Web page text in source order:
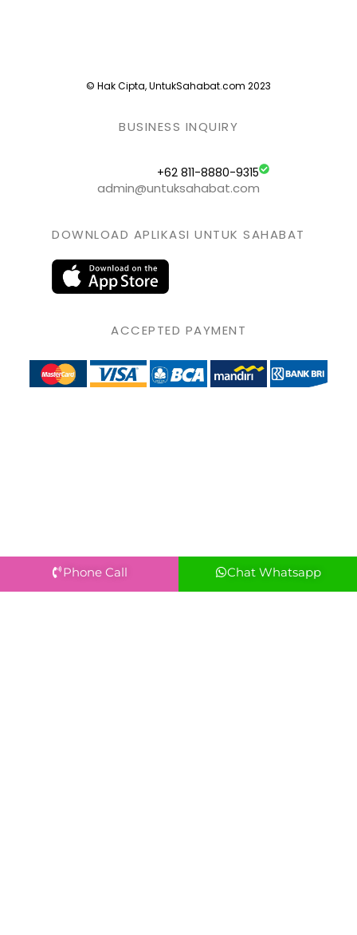
© Hak Cipta, UntukSahabat.com 2023
BUSINESS INQUIRY
+62 811-8880-9315
admin@untuksahabat.com
DOWNLOAD APLIKASI UNTUK SAHABAT
ACCEPTED PAYMENT
Phone Call Chat Whatsapp